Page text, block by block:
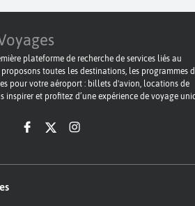
plateforme de recherche de services liés au
toutes les destinations, les programmes
pour votre aéroport : billets d'avion, locations de
inspirer et profitez d’une expérience de voyage